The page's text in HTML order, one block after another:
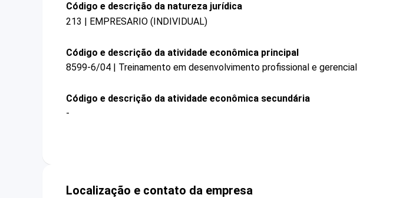
Código e descrição da natureza jurídica
213 | EMPRESARIO (INDIVIDUAL)
Código e descrição da atividade econômica principal
8599-6/04 | Treinamento em desenvolvimento profissional e gerencial
Código e descrição da atividade econômica secundária
-
Localização e contato da empresa